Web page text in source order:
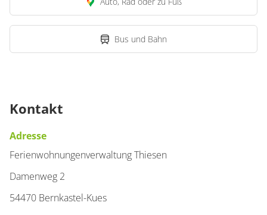
Bus und Bahn
Kontakt
Adresse
Ferienwohnungenverwaltung Thiesen
Damenweg 2
54470 Bernkastel-Kues